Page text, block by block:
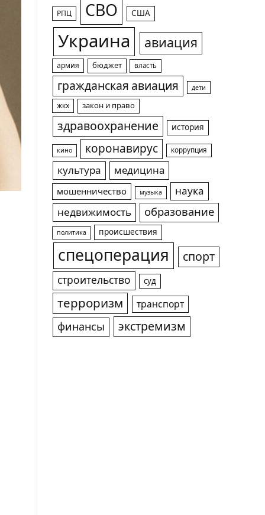
РПЦ СВО США
Украина авиация
армия бюджет власть
гражданская авиация дети
жкх закон и право
здравоохранение история
кино коронавирус коррупция
культура медицина
мошенничество музыка
наука
недвижимость
образование
политика происшествия
спецоперация спорт
строительство суд
терроризм транспорт
финансы экстремизм